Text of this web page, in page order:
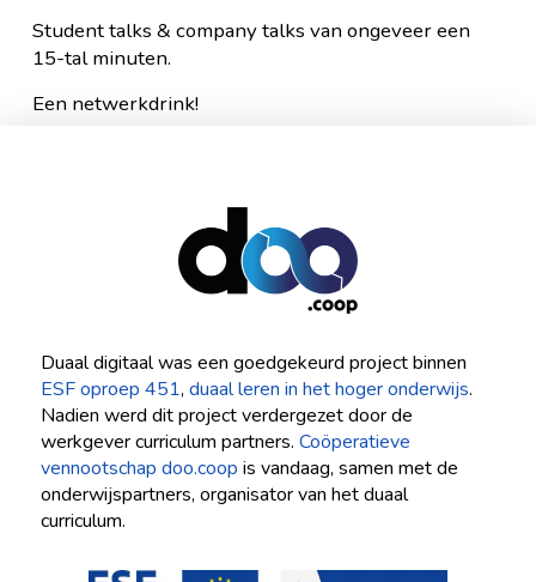
Student talks & company talks van ongeveer een
15-tal minuten.
Een netwerkdrink!
Duaal digitaal was een goedgekeurd project binnen
ESF oproep 451, duaal leren in het hoger onderwijs.
Nadien werd dit project verdergezet door de
werkgever curriculum partners. Coöperatieve
vennootschap doo.coop is vandaag, samen met de
onderwijspartners, organisator van het duaal
curriculum.